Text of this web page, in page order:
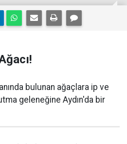
bulunan ağaçlara ip ve
geleneğine Aydın'da bir